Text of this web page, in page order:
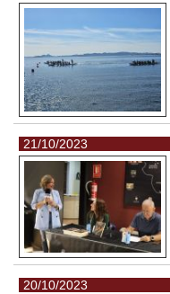
21/10/2023
20/10/2023